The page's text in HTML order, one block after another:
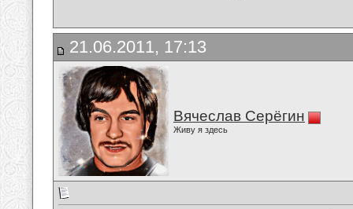
21.06.2011, 17:13
Вячеслав Серёгин
Живу я здесь